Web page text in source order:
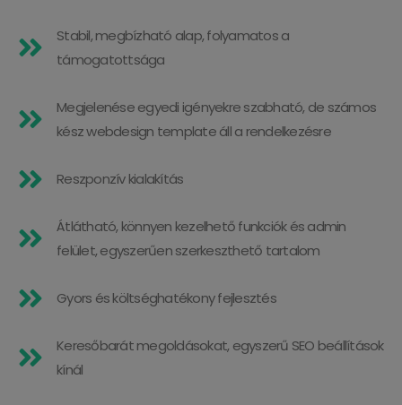
Stabil, megbízható alap, folyamatos a
támogatottsága
Megjelenése egyedi igényekre szabható, de számos
kész webdesign template áll a rendelkezésre
Reszponzív kialakítás
Átlátható, könnyen kezelhető funkciók és admin
felület, egyszerűen szerkeszthető tartalom
Gyors és költséghatékony fejlesztés
Keresőbarát megoldásokat, egyszerű SEO beállítások
kínál